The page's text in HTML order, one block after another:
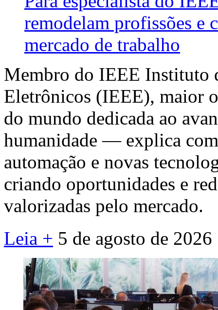
remodelam profissões e
mercado de trabalho
Membro do IEEE Instituto
Eletrônicos (IEEE), maior
do mundo dedicada ao
humanidade — explica
automação e novas
criando oportunidades e
valorizadas pelo mercado.
Leia + 5 de agosto de 2026